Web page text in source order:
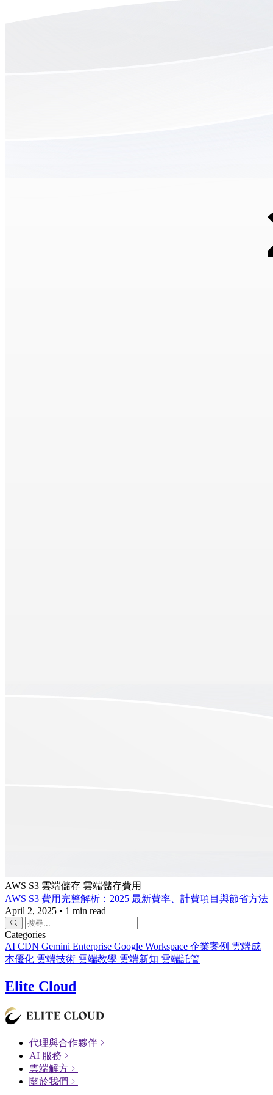
AWS S3 雲端儲存 雲端儲存費用
AWS S3 費用完整解析：2025 最新費率、計費項目與節省方法
April 2, 2025 • 1 min read
Categories
AI CDN Gemini Enterprise Google Workspace 企業案例 雲端成
本優化 雲端技術 雲端教學 雲端新知 雲端託管
Elite Cloud
代理與合作夥伴
AI 服務
雲端解方
關於我們